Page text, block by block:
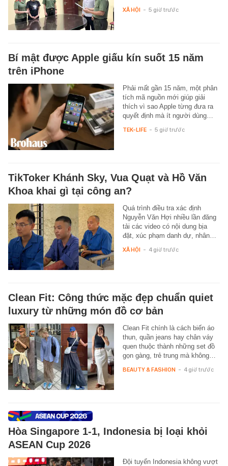
XÃ HỘI - 5 giờ trước
Bí mật được Apple giấu kín suốt 15 năm
trên iPhone
Phải mất gần 15 năm, một phân
tích mã nguồn mới giúp giải
thích vì sao Apple từng đưa ra
quyết định mà ít người dùng…
TEK-LIFE - 5 giờ trước
TikToker Khánh Sky, Vua Quạt và Hồ Văn
Khoa khai gì tại công an?
Quá trình điều tra xác định
Nguyễn Văn Hợi nhiều lần đăng
tải các video có nội dung bịa
đặt, xúc phạm danh dự, nhân…
XÃ HỘI - 4 giờ trước
Clean Fit: Công thức mặc đẹp chuẩn quiet
luxury từ những món đồ cơ bản
Clean Fit chính là cách biến áo
thun, quần jeans hay chân váy
quen thuộc thành những set đồ
gọn gàng, trẻ trung mà không…
BEAUTY & FASHION - 4 giờ trước
Hòa Singapore 1-1, Indonesia bị loại khỏi
ASEAN Cup 2026
Đội tuyển Indonesia không vượt